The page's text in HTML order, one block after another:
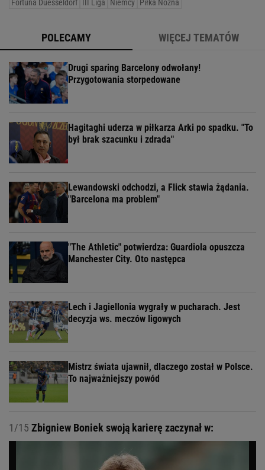
Fortuna Duesseldorf III Liga Niemcy Piłka Nożna
POLECAMY WIĘCEJ TEMATÓW
Drugi sparing Barcelony odwołany!
Przygotowania storpedowane
Hagitaghi uderza w piłkarza Arki po spadku. "To
był brak szacunku i zdrada"
Lewandowski odchodzi, a Flick stawia żądania.
"Barcelona ma problem"
"The Athletic" potwierdza: Guardiola opuszcza
Manchester City. Oto następca
Lech i Jagiellonia wygrały w pucharach. Jest
decyzja ws. meczów ligowych
Mistrz świata ujawnił, dlaczego został w Polsce.
To najważniejszy powód
1/15 Zbigniew Boniek swoją karierę zaczynał w: